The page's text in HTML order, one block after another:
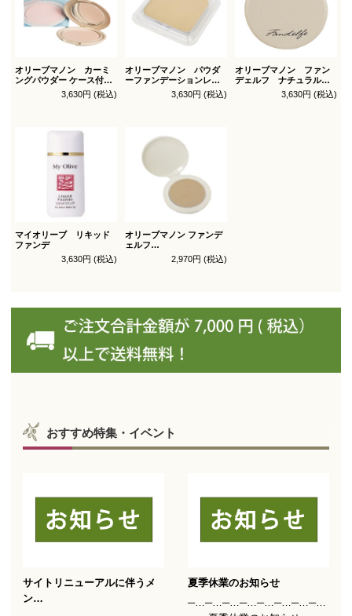
オリーブマノン カーミ
ングパウダー ケース付
（パフ1枚付）3,630円 (税込)
オリーブマノン パウダ
ーファンデーションレフ
ィル（スポンジ付）3,630円 (税込)
オリーブマノン ファン
デェルフ ナチュラルパ
3,630円 (税込)
マイオリーブ リキッド
ファンデ
3,630円 (税込)
オリーブマノン ファンデ
ェルフ
コンシールファンデーシ
ョン レフィル
2,970円 (税込)